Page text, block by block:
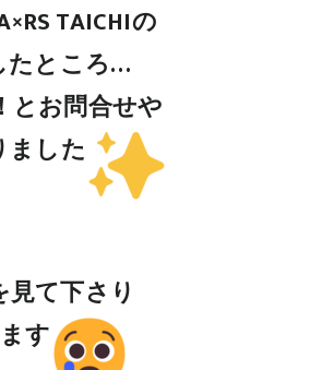
TAICHIの
たところ…
とお問合せや
ました
て下さり
す